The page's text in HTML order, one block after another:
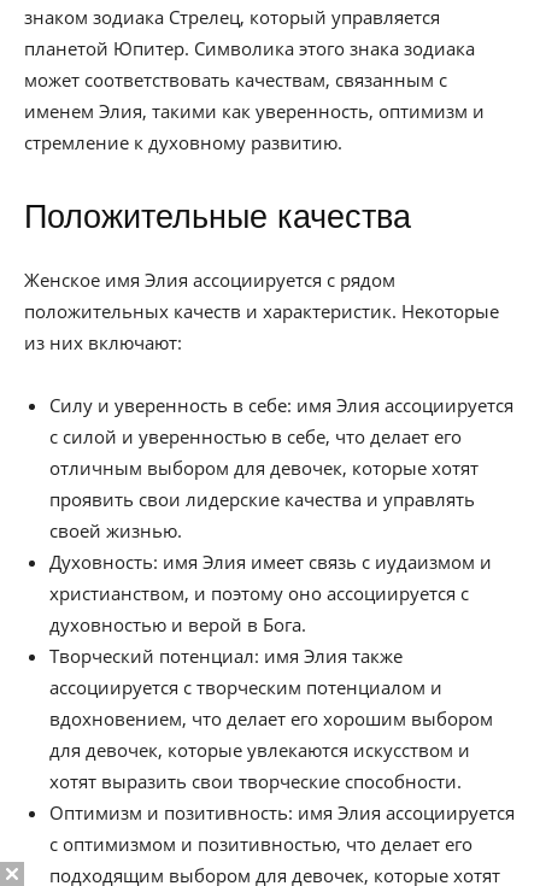
знаком зодиака Стрелец, который управляется
планетой Юпитер. Символика этого знака зодиака
может соответствовать качествам, связанным с
именем Элия, такими как уверенность, оптимизм и
стремление к духовному развитию.
Положительные качества
Женское имя Элия ассоциируется с рядом
положительных качеств и характеристик. Некоторые
из них включают:
Силу и уверенность в себе: имя Элия ассоциируется
с силой и уверенностью в себе, что делает его
отличным выбором для девочек, которые хотят
проявить свои лидерские качества и управлять
своей жизнью.
Духовность: имя Элия имеет связь с иудаизмом и
христианством, и поэтому оно ассоциируется с
духовностью и верой в Бога.
Творческий потенциал: имя Элия также
ассоциируется с творческим потенциалом и
вдохновением, что делает его хорошим выбором
для девочек, которые увлекаются искусством и
хотят выразить свои творческие способности.
Оптимизм и позитивность: имя Элия ассоциируется
с оптимизмом и позитивностью, что делает его
подходящим выбором для девочек, которые хотят